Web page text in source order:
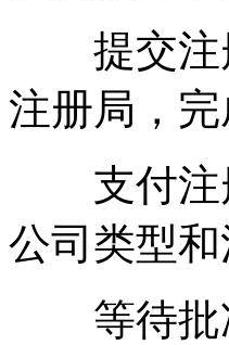
提交注册
注册局，
支付注册
公司类型
等待批准